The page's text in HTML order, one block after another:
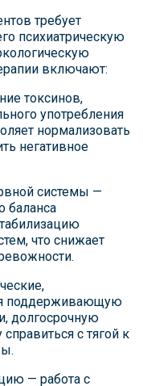
требует
психиатрическую
включают:
токсинов,
употребления
нормализовать
негативное
системы —
баланса
что снижает
поддерживающую
долгосрочную
с тягой к
— работа с